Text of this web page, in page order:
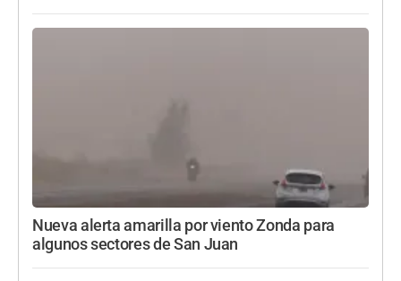
Nueva alerta amarilla por viento Zonda para
algunos sectores de San Juan